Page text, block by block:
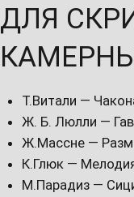
ДЛЯ
Т.Витали —
Ж. Б. Люлли —
Ж.Массне —
К.Глюк —
М.Парадиз —